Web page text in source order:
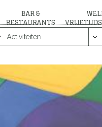
BAR &
RESTAURANTS